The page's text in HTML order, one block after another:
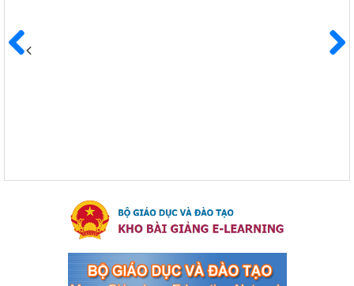
Kế hoạch Triển khai công tác tuyên truyền, đảm bảo trật tự,
an toàn giao thông năm 2024 tại các cơ sở giáo dục trên địa
của Thủ tướng Chính phủ về tăng cường phòng ngừa, đấu
tranh tội phạm, vi phạm pháp luật liên quan đến hoạt động
tổ chức đánh bạc và đánh bạc
Kế hoạch thực hiện Chỉ thị số 16/CT-TTg ngày 27/05/2023 của
phạm, vi phạm pháp luật liên quan đến hoạt động tổ chức đánh
bạc và đánh bạc